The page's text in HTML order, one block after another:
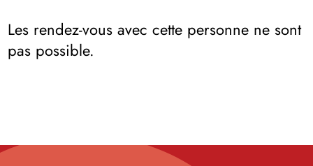
Les rendez-vous avec cette personne ne sont
pas possible.